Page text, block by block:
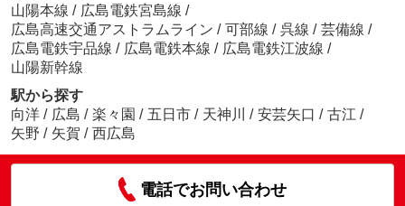
山陽本線 / 広島電鉄宮島線 /
広島高速交通アストラムライン / 可部線 / 呉線 / 芸備線 /
広島電鉄宇品線 / 広島電鉄本線 / 広島電鉄江波線 /
山陽新幹線
駅から探す
向洋 / 広島 / 楽々園 / 五日市 / 天神川 / 安芸矢口 / 古江 /
矢野 / 矢賀 / 西広島
電話でお問い合わせ